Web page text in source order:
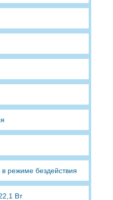
режиме бездействия
Вт